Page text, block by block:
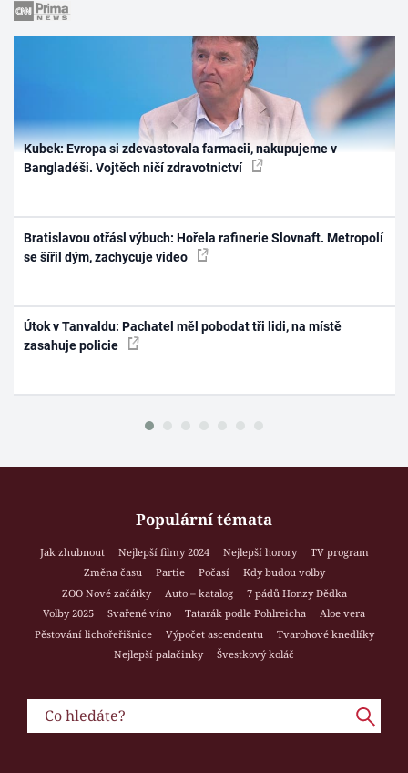
Kubek: Evropa si zdevastovala farmacii, nakupujeme v
Bangladéši. Vojtěch ničí zdravotnictví
Bratislavou otřásl výbuch: Hořela rafinerie Slovnaft. Metropolí
se šířil dým, zachycuje video
Útok v Tanvaldu: Pachatel měl pobodat tři lidi, na místě
zasahuje policie
Populární témata
Jak zhubnout Nejlepší filmy 2024 Nejlepší horory
TV program
Změna času
Partie Počasí
Kdy budou volby
ZOO Nové začátky
Auto – katalog
7 pádů Honzy Dědka
Volby 2025
Svařené víno Tatarák podle Pohlreicha
Aloe vera
Pěstování lichořeřišnice
Výpočet ascendentu
Tvarohové knedlíky
Nejlepší palačinky
Švestkový koláč